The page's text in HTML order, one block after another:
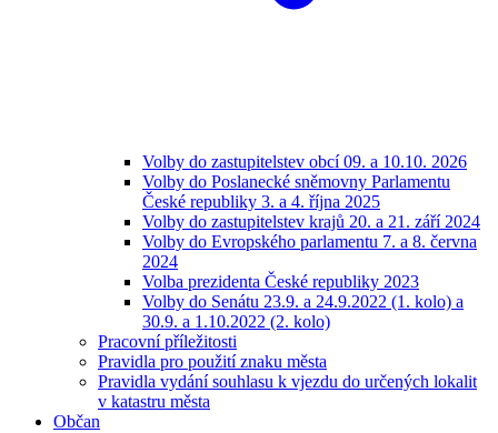
Volby do zastupitelstev obcí 09. a 10.10. 2026
Volby do Poslanecké sněmovny Parlamentu
České republiky 3. a 4. října 2025
Volby do zastupitelstev krajů 20. a 21. září 2024
Volby do Evropského parlamentu 7. a 8. června
2024
Volba prezidenta České republiky 2023
Volby do Senátu 23.9. a 24.9.2022 (1. kolo) a
30.9. a 1.10.2022 (2. kolo)
Pracovní příležitosti
Pravidla pro použití znaku města
Pravidla vydání souhlasu k vjezdu do určených lokalit
v katastru města
Občan